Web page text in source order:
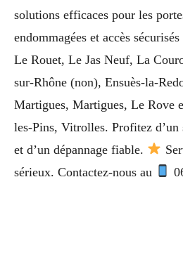
solutions efficaces pour les
endommagées et accès
Le Rouet, Le Jas Neuf, La
sur-Rhône (non), Ensuès-la-
Martigues, Martigues, Le Rove
les-Pins, Vitrolles. Profitez d’un
et d’un dépannage fiable.
sérieux. Contactez-nous au